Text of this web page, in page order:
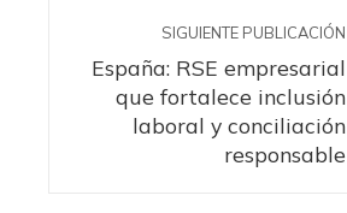
SIGUIENTE PUBLICACIÓN
España: RSE empresarial
que fortalece inclusión
laboral y conciliación
responsable